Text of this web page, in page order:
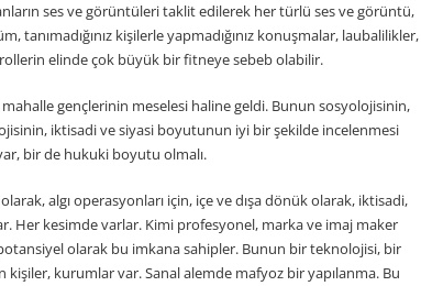
ses ve görüntüleri taklit edilerek her türlü ses ve görüntü,
kişilerle yapmadığınız konuşmalar, laubalilikler,
elinde çok büyük bir fitneye sebeb olabilir.
gençlerinin meselesi haline geldi. Bunun sosyolojisinin,
iktisadi ve siyasi boyutunun iyi bir şekilde incelenmesi
bir de hukuki boyutu olmalı.
algı operasyonları için, içe ve dışa dönük olarak, iktisadi,
Her kesimde varlar. Kimi profesyonel, marka ve imaj maker
olarak bu imkana sahipler. Bunun bir teknolojisi, bir
kişiler, kurumlar var. Sanal alemde mafyoz bir yapılanma. Bu